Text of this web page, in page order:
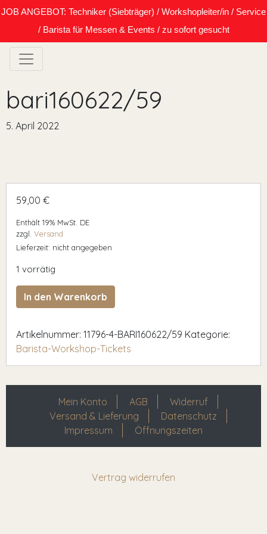
JOB ANGEBOT: Techniker (Siebträger) / Workshopleiter/in / Service
/ Barista für Messen & Events / zu sofort gesucht
bari160622/59
5. April 2022
59,00 €
Enthält 19% MwSt. DE
zzgl. Versand
Lieferzeit: nicht angegeben
1 vorrätig
bari160622/59 Menge
In den Warenkorb
Artikelnummer: 11796-4-BARI160622/59 Kategorie:
Barista-Workshop-Tickets
Mein Konto AGB
Widerruf
Versand & Lieferung
Datenschutz
Impressum
Öffnungszeiten
Vertrag widerrufen